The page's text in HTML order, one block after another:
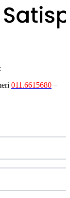
011.6615680 –